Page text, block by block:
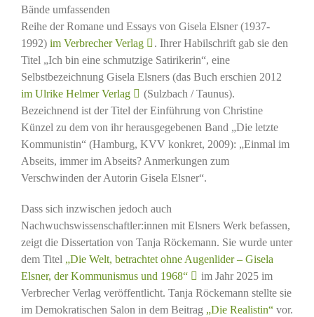
Bände umfassenden
Reihe der Romane und Essays von Gisela Elsner (1937-
1992) im Verbrecher Verlag
. Ihrer Habilschrift gab sie den
Titel „Ich bin eine schmutzige Satirikerin“, eine
Selbstbezeichnung Gisela Elsners (das Buch erschien 2012
im Ulrike Helmer Verlag
(Sulzbach / Taunus).
Bezeichnend ist der Titel der Einführung von Christine
Künzel zu dem von ihr herausgegebenen Band „Die letzte
Kommunistin“ (Hamburg, KVV konkret, 2009): „Einmal im
Abseits, immer im Abseits? Anmerkungen zum
Verschwinden der Autorin Gisela Elsner“.
Dass sich inzwischen jedoch auch
Nachwuchswissenschaftler:innen mit Elsners Werk befassen,
zeigt die Dissertation von Tanja Röckemann. Sie wurde unter
dem Titel „Die Welt, betrachtet ohne Augenlider – Gisela
Elsner, der Kommunismus und 1968“
im Jahr 2025 im
Verbrecher Verlag veröffentlicht. Tanja Röckemann stellte sie
im Demokratischen Salon in dem Beitrag „Die Realistin“vor.